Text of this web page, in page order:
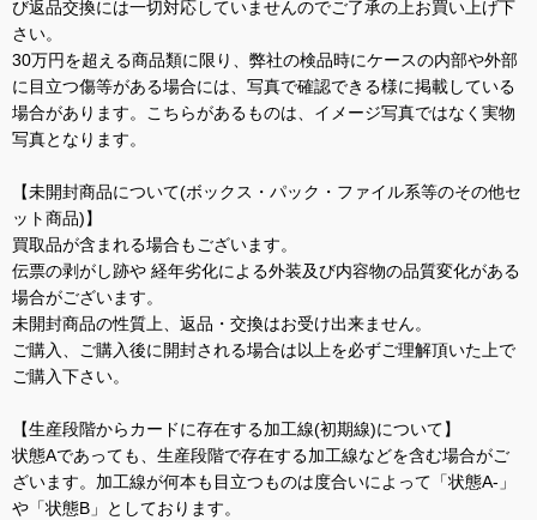
び返品交換には一切対応していませんのでご了承の上お買い上げ下
さい。
30万円を超える商品類に限り、弊社の検品時にケースの内部や外部
に目立つ傷等がある場合には、写真で確認できる様に掲載している
場合があります。こちらがあるものは、イメージ写真ではなく実物
写真となります。
【未開封商品について(ボックス・パック・ファイル系等のその他セ
ット商品)】
買取品が含まれる場合もございます。
伝票の剥がし跡や 経年劣化による外装及び内容物の品質変化がある
場合がございます。
未開封商品の性質上、返品・交換はお受け出来ません。
ご購入、ご購入後に開封される場合は以上を必ずご理解頂いた上で
ご購入下さい。
【生産段階からカードに存在する加工線(初期線)について】
状態Aであっても、生産段階で存在する加工線などを含む場合がご
ざいます。加工線が何本も目立つものは度合いによって「状態A-」
や「状態B」としております。